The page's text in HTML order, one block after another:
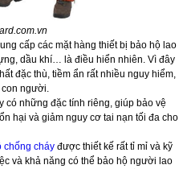
cấp các mặt hàng thiết bị bảo hộ lao
dầu khí… là điều hiển nhiên. Vì đây
đặc thù, tiềm ẩn rất nhiều nguy hiểm,
người.
có những đặc tính riêng, giúp bảo vệ
hại và giảm nguy cơ tai nạn tối đa cho
chống cháy được thiết kế rất tỉ mỉ và kỹ
và khả năng có thể bảo hộ người lao